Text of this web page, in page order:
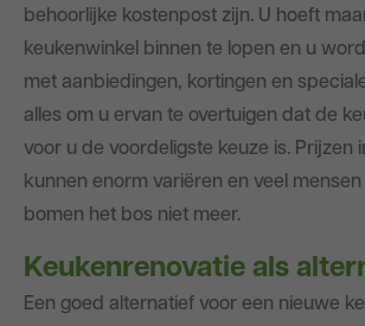
Blog
behoorlijke kostenpost zijn. U hoeft
keukenwinkel binnen te lopen en u
met aanbiedingen, kortingen en
alles om u ervan te overtuigen dat de
voor u de voordeligste keuze is. Prijzen
kunnen enorm variëren en veel
bomen het bos niet meer.
Keukenrenovatie als
Een goed alternatief voor een nieuwe